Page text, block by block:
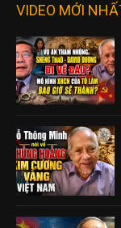
VIDEO MỚI